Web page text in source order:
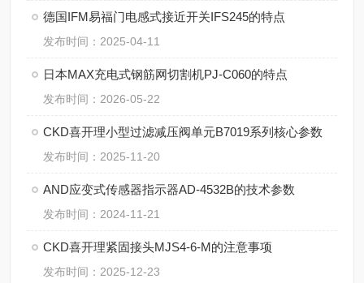
德国IFM易福门电感式接近开关IFS245的特点
发布时间：2025-04-11
日本MAX充电式钢筋网切割机PJ-C060的特点
发布时间：2026-05-22
CKD喜开理小型过滤减压阀单元B7019系列核心参数
发布时间：2025-11-20
AND应变式传感器指示器AD-4532B的技术参数
发布时间：2024-11-21
CKD喜开理紧固接头MJS4-6-M的注意事项
发布时间：2025-12-23